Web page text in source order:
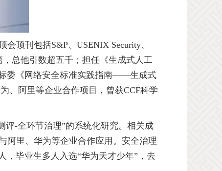
会顶刊包括S&P、 USENIX Security、
总他引数超五千；担任《生成式人工
委《网络安全标准实践指南——生成式
、阿里等企业合作项目，曾获CCF科学
评-全环节治理”的系统化研究。相关成
阿里、华为等企业合作应用。安全治理
，毕业生多人入选“华为天才少年”，去